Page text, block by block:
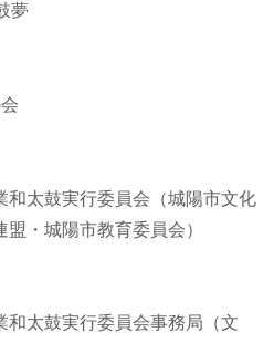
夢
和太鼓実行委員会（城陽市文化
・城陽市教育委員会）
和太鼓実行委員会事務局（文